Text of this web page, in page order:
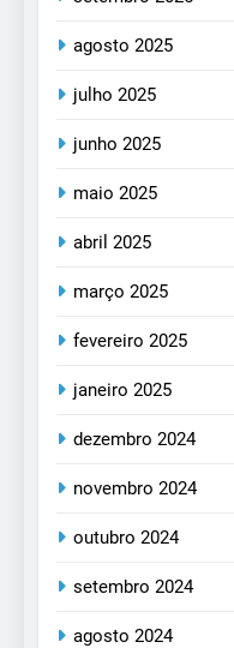
agosto 2025
julho 2025
junho 2025
maio 2025
abril 2025
março 2025
fevereiro 2025
janeiro 2025
dezembro 2024
novembro 2024
outubro 2024
setembro 2024
agosto 2024